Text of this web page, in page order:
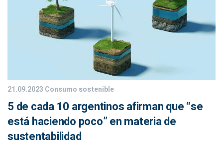
21.09.2023 Consumo sostenible
5 de cada 10 argentinos afirman que “se
está haciendo poco” en materia de
sustentabilidad